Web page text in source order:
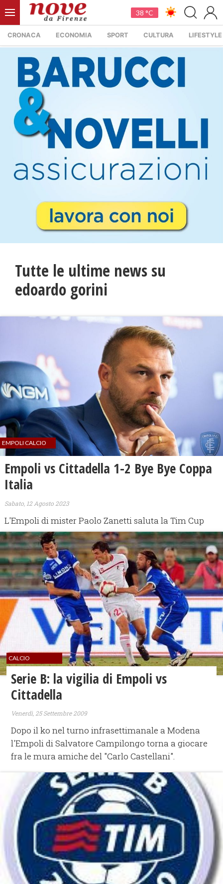
38 °C
CRONACA ECONOMIA SPORT CULTURA LIFESTYLE
Tutte le ultime news su
edoardo gorini
EMPOLI CALCIO
Empoli vs Cittadella 1-2 Bye Bye Coppa
Italia
Sabato, 12 Agosto 2023
L'Empoli di mister Paolo Zanetti saluta la Tim Cup
CALCIO
Serie B: la vigilia di Empoli vs
Cittadella
Venerdì, 25 Settembre 2009
Dopo il ko nel turno infrasettimanale a Modena
l'Empoli di Salvatore Campilongo torna a giocare
fra le mura amiche del "Carlo Castellani".